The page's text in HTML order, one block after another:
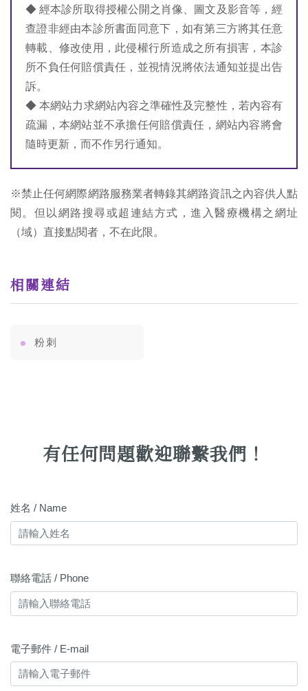
◆ 經本診所取得授權公開之肖像、圖文及影音等，經
查證非經由本診所書面同意下，如有第三方將其任意
轉載、修改使用，此侵權行所造成之所有損害，本診
所不負任何賠償責任，並視情況將依法通知並提出告
訴。
◆ 本網站力求網站內容之準確性及完整性，若內容有
疏漏，本網站並不承擔任何賠償責任，網站內容將會
隨時更新，而不作另行通知。
※禁止任何網際網路服務業者轉錄其網路資訊之內容供人點
閱。但以網路搜尋或超連結方式，進入醫療機構之網址
（域）直接點閱者，不在此限。
相關連結
粉刺
有任何問題歡迎聯繫我們！
姓名 / Name
聯絡電話 / Phone
電子郵件 / E-mail